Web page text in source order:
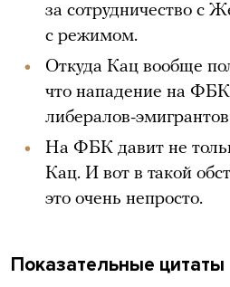
за сотрудничество с
с режимом.
Откуда Кац вообще
что нападение на
либералов-
На ФБК давит не
Кац. И вот в такой
это очень непросто.
Показательные цитаты